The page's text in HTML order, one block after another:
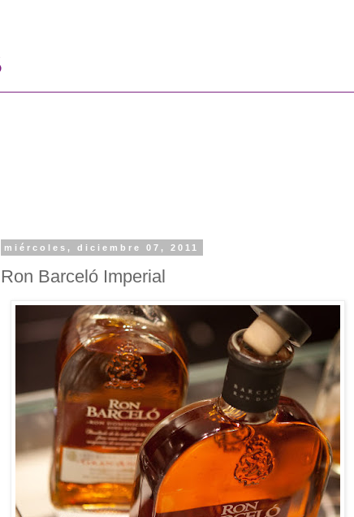
miércoles, diciembre 07, 2011
Ron Barceló Imperial